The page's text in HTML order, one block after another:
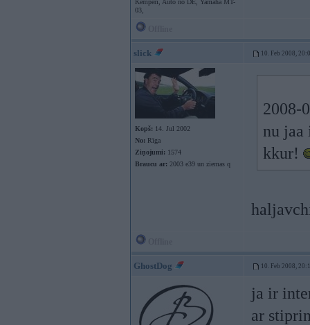
Kemperi, Auto no DE, Yamaha MT-
03,
slick 10. Feb 2008,
Kopš: 14. Jul 2002
No: Rīga
Ziņojumi: 1574
Braucu ar: 2003 e39 un ziemas q
2008-
nu
kkur!
GhostDog 10. Feb 2008,
ja ir
ar